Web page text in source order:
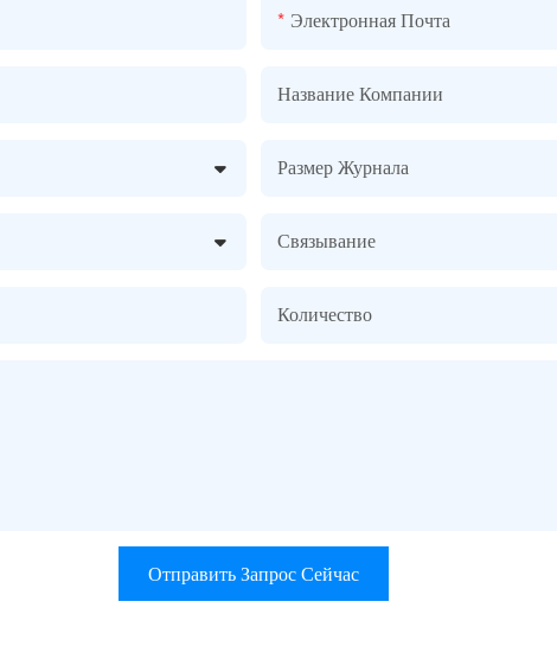
Электронная Почта
Название Компании
Размер Журнала
Связывание
Количество
Отправить Запрос Сейчас